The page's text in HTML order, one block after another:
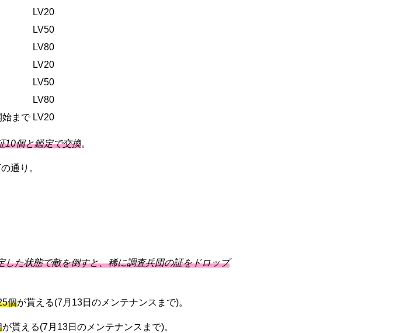
LV20
LV50
LV80
LV20
LV50
LV80
始まで LV20
10個と鑑定で交換。
通り。
た状態で敵を倒すと、稀に調査兵団の証をドロップ
個が貰える(7月13日のメンテナンスまで)。
が貰える(7月13日のメンテナンスまで)。